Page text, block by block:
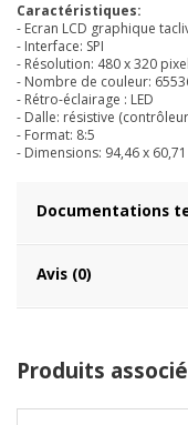
Caractéristiques:
- Ecran LCD graphique
- Interface: SPI
- Résolution: 480 x 320
- Nombre de couleur:
- Rétro-éclairage : LED
- Dalle: résistive
- Format: 8:5
- Dimensions: 94,46 x
Documentations
Avis (0)
Produits